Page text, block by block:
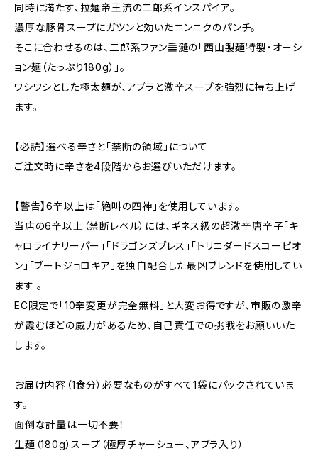
同時に満たす、拉麺帝王流の二郎系インスパイア。
濃厚な豚骨スープにガツンと効いたニンニクのパンチ。
そこに合わせるのは、二郎系ファン垂涎の「西山製麺特製・オーシ
ョン麺（たっぷり180g）」。
ワシワシとした極太麺が、アブラと激辛スープを強烈に持ち上げ
ます。
【必読】選べる辛さと「禁断の領域」について
ご注文時に辛さを4段階からお選びいただけます。
【警告】6辛以上は「絶叫の四神」を使用しています。
当店の6辛以上（禁断レベル）には、ギネス級の超激辛唐辛子「キ
ャロライナリーパー」「ドラゴンズブレス」「トリニダードスコーピオ
ン」「ブートジョロキア」を独自配合した最凶ブレンドを使用してい
ます 。
EC限定で「10辛変更が完全無料」と大変お得ですが、市販の激辛
が霞むほどの威力があるため、自己責任での挑戦をお願いいた
します。
お届け内容（1食分）必要なものがすべて1袋にパックされていま
す。
面倒な計量は一切不要！
生麺（180g）スープ（極厚チャーシュー、アブラ入り）